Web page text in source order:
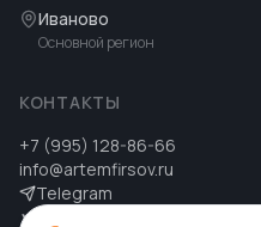
Иваново
Основной регион
КОНТАКТЫ
+7 (995) 128-86-66
info@artemfirsov.ru
Telegram